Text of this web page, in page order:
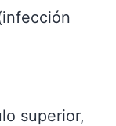
superior,